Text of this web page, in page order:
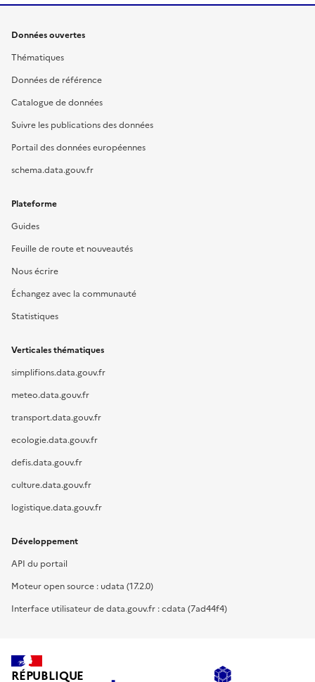
Données ouvertes
Thématiques
Données de référence
Catalogue de données
Suivre les publications des données
Portail des données européennes
schema.data.gouv.fr
Plateforme
Guides
Feuille de route et nouveautés
Nous écrire
Échangez avec la communauté
Statistiques
Verticales thématiques
simplifions.data.gouv.fr
meteo.data.gouv.fr
transport.data.gouv.fr
ecologie.data.gouv.fr
defis.data.gouv.fr
culture.data.gouv.fr
logistique.data.gouv.fr
Développement
API du portail
Moteur open source : udata (17.2.0)
Interface utilisateur de data.gouv.fr : cdata (7ad44f4)
RÉPUBLIQUE